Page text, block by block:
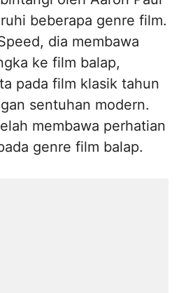
beberapa genre film.
dia membawa
ke film balap,
pada film klasik tahun
sentuhan modern.
membawa perhatian
genre film balap.